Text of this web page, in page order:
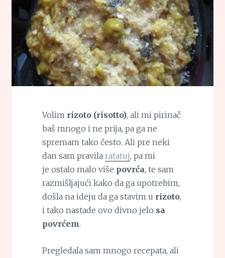
Volim rizoto (risotto), ali mi pirinač
baš mnogo i ne prija, pa ga ne
spremam tako često. Ali pre neki
dan sam pravila ratatuj, pa mi
je ostalo malo više povrća, te sam
razmišljajući kako da ga upotrebim,
došla na ideju da ga stavim u rizoto,
i tako nastade ovo divno jelo sa
povrćem.
Pregledala sam mnogo recepata, ali